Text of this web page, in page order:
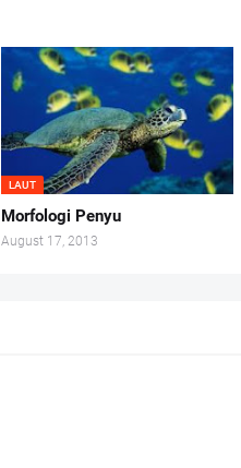
LAUT
Morfologi Penyu
August 17, 2013